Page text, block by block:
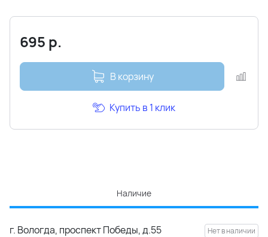
695 р.
В корзину
Купить в 1 клик
Наличие
г. Вологда, проспект Победы, д.55